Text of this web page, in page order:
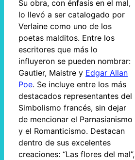
Su obra, con énfasis en el mal,
lo llevó a ser catalogado por
Verlaine como uno de los
poetas malditos. Entre los
escritores que más lo
influyeron se pueden nombrar:
Gautier, Maistre y Edgar Allan
Poe. Se incluye entre los más
destacados representantes del
Simbolismo francés, sin dejar
de mencionar el Parnasianismo
y el Romanticismo. Destacan
dentro de sus excelentes
creaciones: “Las flores del mal”,